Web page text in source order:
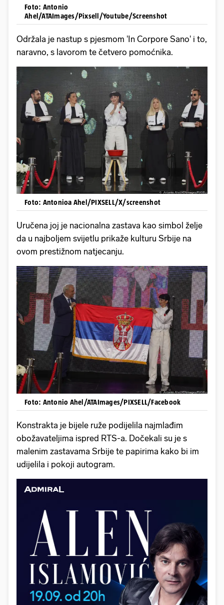
Foto: Antonio
Ahel/ATAImages/Pixsell/Youtube/Screenshot
Održala je nastup s pjesmom 'In Corpore Sano' i to,
naravno, s lavorom te četvero pomoćnika.
Foto: Antonioa Ahel/PIXSELL/X/screenshot
Uručena joj je nacionalna zastava kao simbol želje
da u najboljem svijetlu prikaže kulturu Srbije na
ovom prestižnom natjecanju.
Foto: Antonio Ahel/ATAImages/PIXSELL/Facebook
Konstrakta je bijele ruže podijelila najmlađim
obožavateljima ispred RTS-a. Dočekali su je s
malenim zastavama Srbije te papirima kako bi im
udijelila i pokoji autogram.